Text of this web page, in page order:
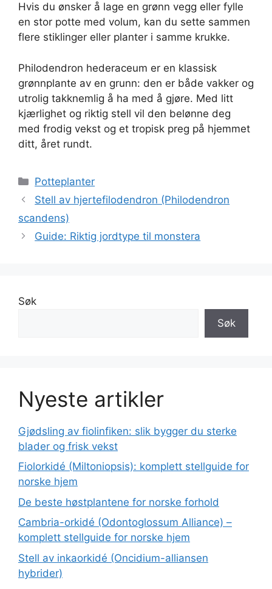
Hvis du ønsker å lage en grønn vegg eller fylle
en stor potte med volum, kan du sette sammen
flere stiklinger eller planter i samme krukke.
Philodendron hederaceum er en klassisk
grønnplante av en grunn: den er både vakker og
utrolig takknemlig å ha med å gjøre. Med litt
kjærlighet og riktig stell vil den belønne deg
med frodig vekst og et tropisk preg på hjemmet
ditt, året rundt.
Kategorier
Potteplanter
Stell av hjertefilodendron (Philodendron
scandens)
Guide: Riktig jordtype til monstera
Søk
Søk
Nyeste artikler
Gjødsling av fiolinfiken: slik bygger du sterke
blader og frisk vekst
Fiolorkidé (Miltoniopsis): komplett stellguide for
norske hjem
De beste høstplantene for norske forhold
Cambria-orkidé (Odontoglossum Alliance) –
komplett stellguide for norske hjem
Stell av inkaorkidé (Oncidium-alliansen
hybrider)